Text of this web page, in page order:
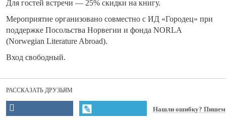
Для гостей встречи — 25% скидки на книгу.
Мероприятие организовано совместно с ИД «Городец» при
поддержке Посольства Норвегии и фонда NORLA
(Norwegian Literature Abroad).
Вход свободный.
РАССКАЗАТЬ ДРУЗЬЯМ
Нашли ошибку? Пишем